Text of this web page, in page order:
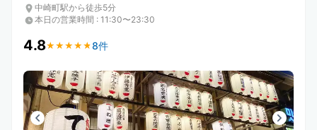
中崎町駅から徒歩5分
本日の営業時間 : 11:30〜23:30
4.8★ ★ ★ ★ ★
★ ★ ★ ★ ★ 8件